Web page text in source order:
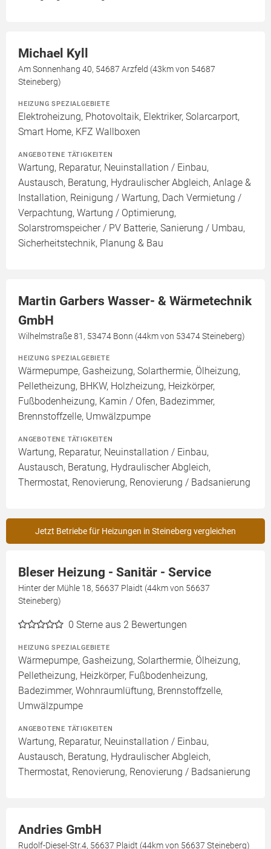
Michael Kyll
Am Sonnenhang 40, 54687 Arzfeld (43km von 54687
Steineberg)
HEIZUNG SPEZIALGEBIETE
Elektroheizung, Photovoltaik, Elektriker, Solarcarport,
Smart Home, KFZ Wallboxen
ANGEBOTENE TÄTIGKEITEN
Wartung, Reparatur, Neuinstallation / Einbau,
Austausch, Beratung, Hydraulischer Abgleich, Anlage &
Installation, Reinigung / Wartung, Dach Vermietung /
Verpachtung, Wartung / Optimierung,
Solarstromspeicher / PV Batterie, Sanierung / Umbau,
Sicherheitstechnik, Planung & Bau
Martin Garbers Wasser- & Wärmetechnik
GmbH
Wilhelmstraße 81, 53474 Bonn (44km von 53474 Steineberg)
HEIZUNG SPEZIALGEBIETE
Wärmepumpe, Gasheizung, Solarthermie, Ölheizung,
Pelletheizung, BHKW, Holzheizung, Heizkörper,
Fußbodenheizung, Kamin / Ofen, Badezimmer,
Brennstoffzelle, Umwälzpumpe
ANGEBOTENE TÄTIGKEITEN
Wartung, Reparatur, Neuinstallation / Einbau,
Austausch, Beratung, Hydraulischer Abgleich,
Thermostat, Renovierung, Renovierung / Badsanierung
Jetzt Betriebe für Heizungen in Steineberg vergleichen
Bleser Heizung - Sanitär - Service
Hinter der Mühle 18, 56637 Plaidt (44km von 56637
Steineberg)
0 Sterne aus 2 Bewertungen
HEIZUNG SPEZIALGEBIETE
Wärmepumpe, Gasheizung, Solarthermie, Ölheizung,
Pelletheizung, Heizkörper, Fußbodenheizung,
Badezimmer, Wohnraumlüftung, Brennstoffzelle,
Umwälzpumpe
ANGEBOTENE TÄTIGKEITEN
Wartung, Reparatur, Neuinstallation / Einbau,
Austausch, Beratung, Hydraulischer Abgleich,
Thermostat, Renovierung, Renovierung / Badsanierung
Andries GmbH
Rudolf-Diesel-Str.4, 56637 Plaidt (44km von 56637 Steineberg)